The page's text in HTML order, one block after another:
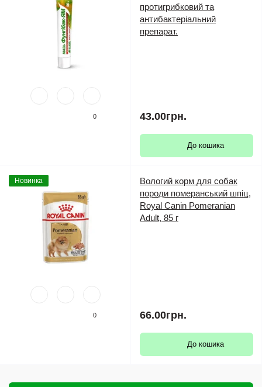
0
протигрибковий та
антибактеріальний
препарат.
43.00грн.
До кошика
Новинка
0
Вологий корм для собак
породи померанський шпіц,
Royal Canin Pomeranian
Adult, 85 г
66.00грн.
До кошика